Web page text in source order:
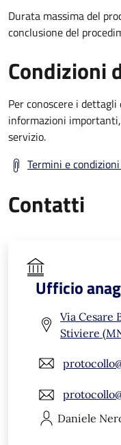
Durata massima del
conclusione del
Condizioni
Per conoscere i
informazioni
servizio.
Termini e
Contatti
Ufficio
Via Cesare
Stiviere
Daniele